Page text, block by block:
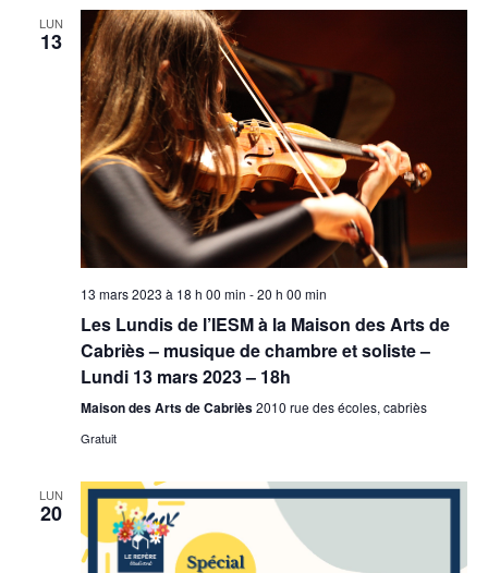
LUN
13
13 mars 2023 à 18 h 00 min -20 h 00 min
Les Lundis de l’IESM à la Maison des Arts de
Cabriès – musique de chambre et soliste –
Lundi 13 mars 2023 – 18h
Maison des Arts de Cabriès2010 rue des écoles, cabriès
Gratuit
LUN
20